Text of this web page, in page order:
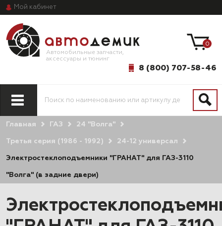
Мой кабинет
Автомобильные запчасти,
аксессуары и тюнинг
8 (800) 707-58-46
0
Главная ГАЗ 24 "Волга"
Третья серия (1986 - 1992) 24-12 универсал
Электростеклоподъемники "ГРАНАТ" для ГАЗ-3110
"Волга" (в задние двери)